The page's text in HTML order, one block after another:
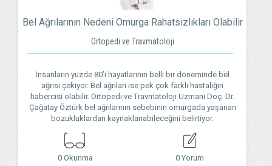
Bel Ağrılarının Nedeni Omurga Rahatsızlıkları Olabilir
Ortopedi ve Travmatoloji
İnsanların yüzde 80’i hayatlarının belli bir döneminde bel
ağrısı çekiyor. Bel ağrıları ise pek çok farklı hastalığın
habercisi olabilir. Ortopedi ve Travmatoloji Uzmanı Doç. Dr.
Çağatay Öztürk bel ağrılarının sebebinin omurgada yaşanan
bozukluklardan kaynaklanabileceğini belirtiyor.
0 Okunma 0 Yorum